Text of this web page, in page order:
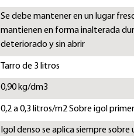
Se debe mantener en un lugar
mantienen en forma inalterada
deteriorado y sin abrir
Tarro de 3 litros
0,90 kg/dm3
0,2 a 0,3 litros/m2 Sobre igol
Igol denso se aplica siempre